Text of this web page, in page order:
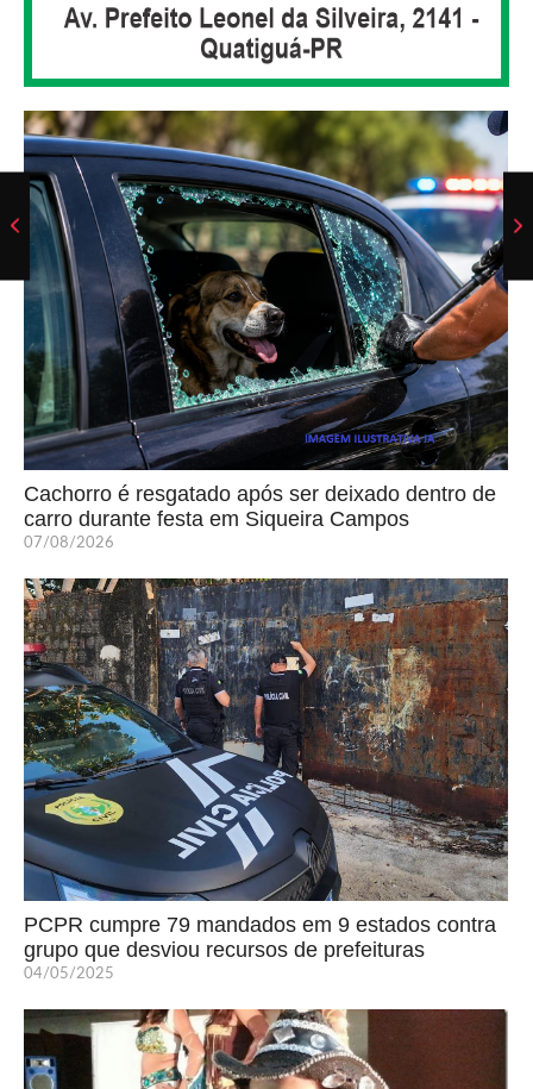
Cachorro é resgatado após ser deixado dentro de
carro durante festa em Siqueira Campos
07/08/2026
PCPR cumpre 79 mandados em 9 estados contra
grupo que desviou recursos de prefeituras
04/05/2025